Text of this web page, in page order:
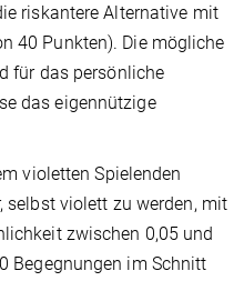
riskantere Alternative mit
40 Punkten). Die mögliche
für das persönliche
das eigennützige
violetten Spielenden
selbst violett zu werden, mit
zwischen 0,05 und
Begegnungen im Schnitt